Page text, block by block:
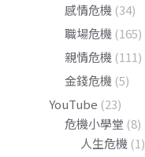
感情危機 (34)
職場危機 (165)
親情危機 (111)
金錢危機 (5)
YouTube (23)
危機小學堂 (8)
人生危機 (1)